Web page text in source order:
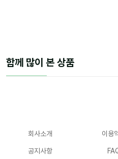
함께 많이 본 상품
회사소개 이용
공지사항